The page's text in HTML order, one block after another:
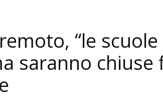
“le
saranno chiuse